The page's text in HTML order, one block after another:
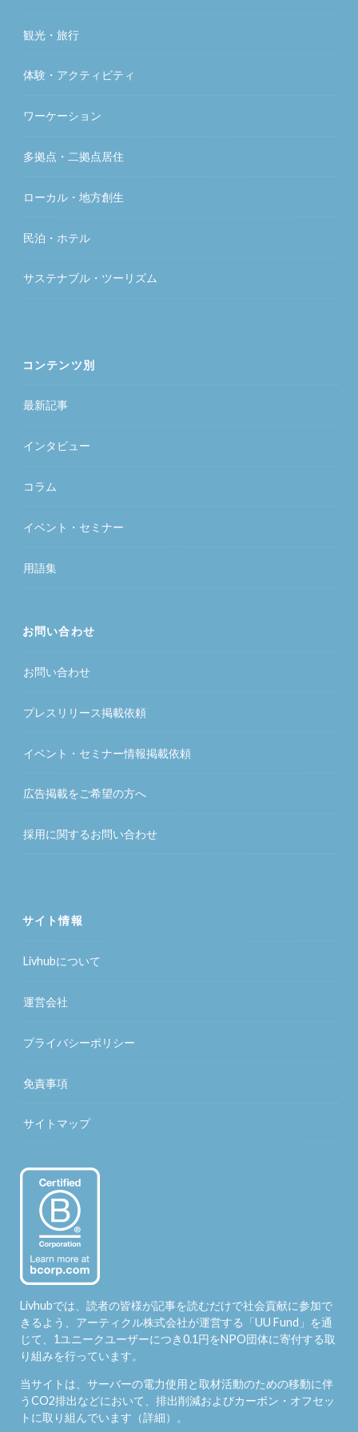
観光・旅行
体験・アクティビティ
ワーケーション
多拠点・二拠点居住
ローカル・地方創生
民泊・ホテル
サステナブル・ツーリズム
コンテンツ別
最新記事
インタビュー
コラム
イベント・セミナー
用語集
お問い合わせ
お問い合わせ
プレスリリース掲載依頼
イベント・セミナー情報掲載依頼
広告掲載をご希望の方へ
採用に関するお問い合わせ
サイト情報
Livhubについて
運営会社
プライバシーポリシー
免責事項
サイトマップ
Livhubでは、読者の皆様が記事を読むだけで社会貢献に参加で
きるよう、アーティクル株式会社が運営する「UU Fund 」を通
じて、1ユニークユーザーにつき0.1円をNPO団体に寄付する取
り組みを行っています。
当サイトは、サーバーの電力使用と取材活動のための移動に伴
うCO2排出などにおいて、排出削減およびカーボン・オフセッ
トに取り組んでいます（詳細）。